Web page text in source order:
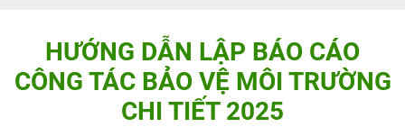
HƯỚNG DẪN LẬP BÁO CÁO
CÔNG TÁC BẢO VỆ MÔI TRƯỜNG
CHI TIẾT 2025